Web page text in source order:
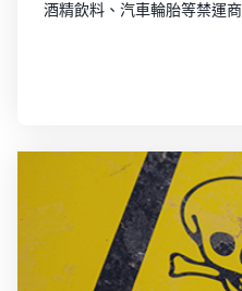
酒精飲料、汽車輪胎等禁運商